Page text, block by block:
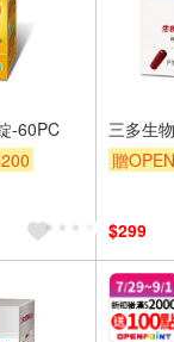
-60PC
三多生
贈
$299